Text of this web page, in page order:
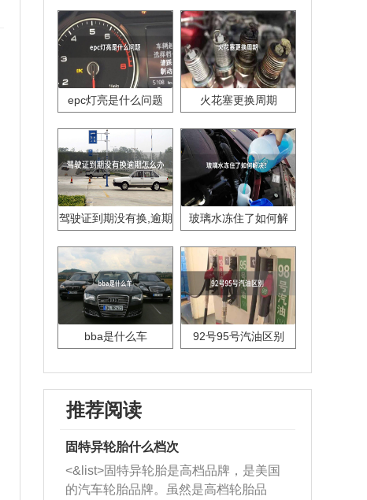
epc灯亮是什么问题 火花塞更换周期
驾驶证到期没有换,逾期
玻璃水冻住了如何解
bba是什么车 92号95号汽油区别
推荐阅读
固特异轮胎什么档次
<&list>固特异轮胎是高档品牌，是美国
的汽车轮胎品牌。虽然是高档轮胎品